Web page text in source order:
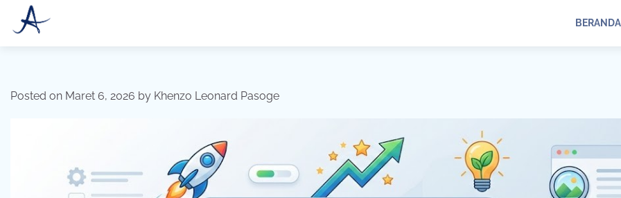
BERANDA
Posted on Maret 6, 2026 by Khenzo Leonard Pasoge